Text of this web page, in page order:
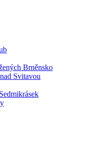
Brněnsko
Svitavou